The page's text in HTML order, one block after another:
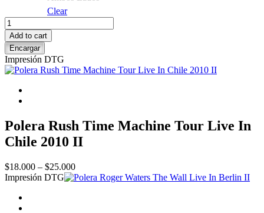
Clear
Polera
Yes
Yesshows
Blanca
quantity
Add to cart
Encargar
Impresión DTG
Polera Rush Time Machine Tour Live In
Chile 2010 II
$18.000 – $25.000Price
range:
Impresión DTG